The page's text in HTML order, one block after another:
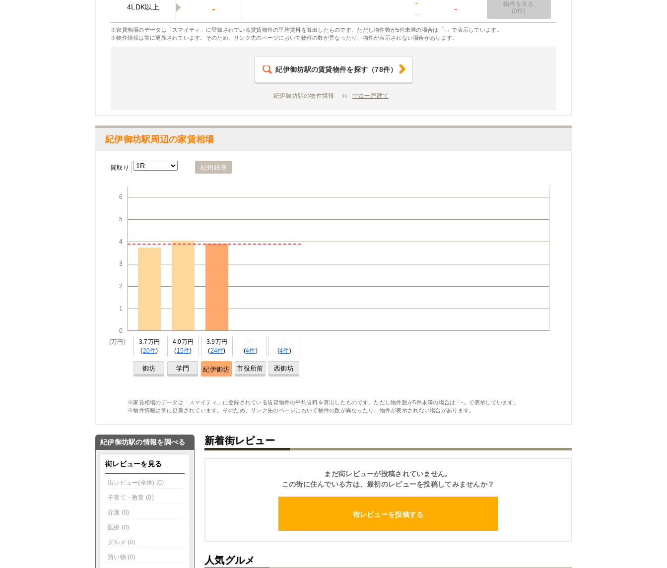
4LDK以上 -
-
-
-
物件を見る
(0件)
※家賃相場のデータは「スマイティ」に登録されている賃貸物件の平均賃料を算出したものです。ただし物件数が5件未満の場合は「-」で表示しています。
※物件情報は常に更新されています。そのため、リンク先のページにおいて物件の数が異なったり、物件が表示されない場合があります。
紀伊御坊駅の賃貸物件を探す （78件）
紀伊御坊駅の物件情報 中古一戸建て
紀伊御坊駅周辺の家賃相場
間取り 紀州鉄道
6
5
4
3
2
1
0
(万円)
3.7万円
(20件)
御坊
4.0万円
(15件)
学門
3.9万円
(24件)
紀伊御坊
-
(4件)
市役所前
-
(4件)
西御坊
※家賃相場のデータは「スマイティ」に登録されている賃貸物件の平均賃料を算出したものです。ただし物件数が5件未満の場合は「-」で表示しています。
※物件情報は常に更新されています。そのため、リンク先のページにおいて物件の数が異なったり、物件が表示されない場合があります。
紀伊御坊駅の情報を調べる
街レビューを見る
街レビュー(全体) (0)
子育て・教育 (0)
介護 (0)
医療 (0)
グルメ (0)
買い物 (0)
新着街レビュー
まだ街レビューが投稿されていません。
この街に住んでいる方は、最初のレビューを投稿してみませんか？
街レビューを投稿する
人気グルメ